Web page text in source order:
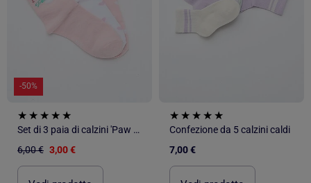
-50%
Set di 3 paia di calzini 'Paw Patrol'
6,00 € 3,00 €
Confezione da 5 calzini caldi
7,00 €